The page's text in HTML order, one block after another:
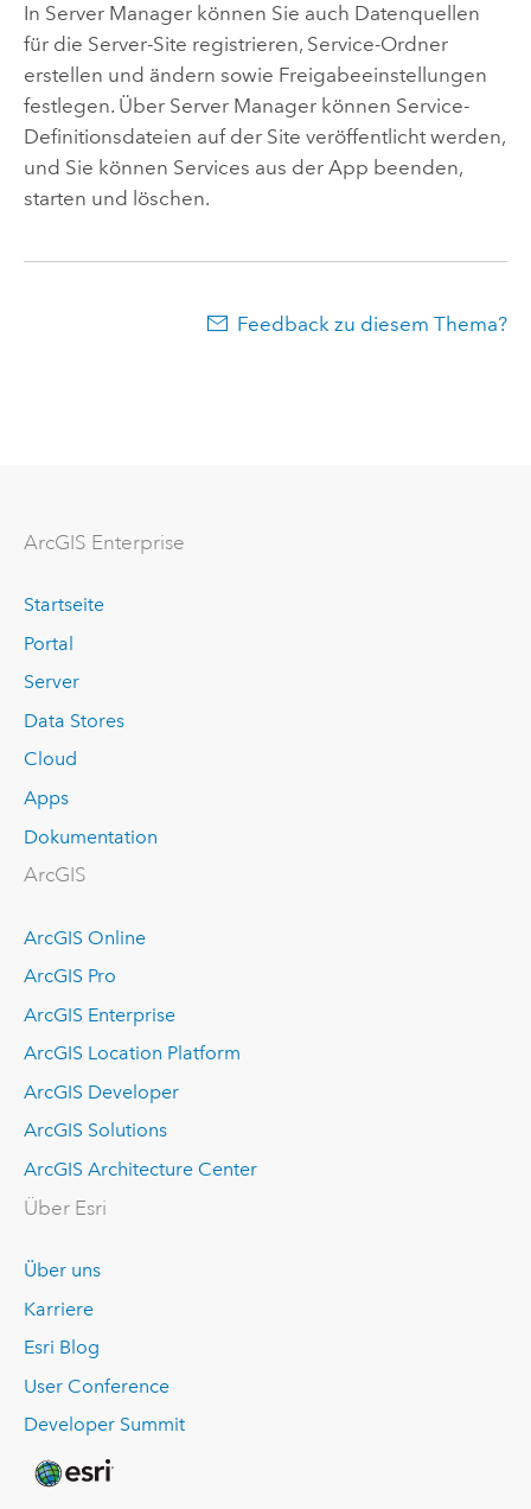
In Server Managerkönnen Sie auch Datenquellen
für die Server-Site registrieren, Service-Ordner
erstellen und ändern sowie Freigabeeinstellungen
festlegen. Über Server Managerkönnen Service-
Definitionsdateien auf der Site veröffentlicht werden,
und Sie können Services aus der App beenden,
starten und löschen.
Feedback zu diesem Thema?
ArcGIS Enterprise
Startseite
Portal
Server
Data Stores
Cloud
Apps
Dokumentation
ArcGIS
ArcGIS Online
ArcGIS Pro
ArcGIS Enterprise
ArcGIS Location Platform
ArcGIS Developer
ArcGIS Solutions
ArcGIS Architecture Center
Über Esri
Über uns
Karriere
Esri Blog
User Conference
Developer Summit